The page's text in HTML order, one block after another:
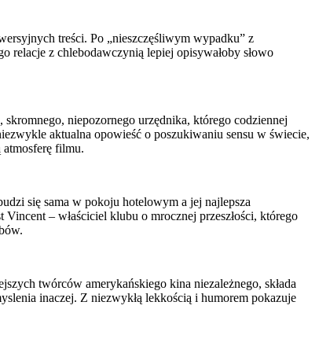
treści. Po „nieszczęśliwym wypadku” z
relacje z chlebodawczynią lepiej opisywałoby słowo
niepozornego urzędnika, którego codziennej
aktualna opowieść o poszukiwaniu sensu w świecie,
atmosferę filmu.
się sama w pokoju hotelowym a jej najlepsza
– właściciel klubu o mrocznej przeszłości, którego
twórców amerykańskiego kina niezależnego, składa
inaczej. Z niezwykłą lekkością i humorem pokazuje